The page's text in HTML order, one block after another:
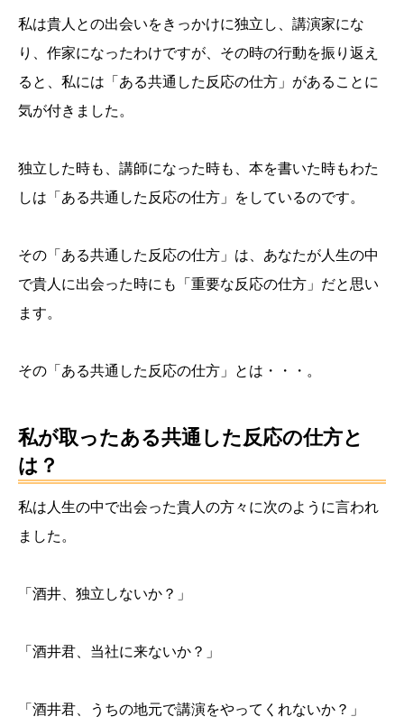
私は貴人との出会いをきっかけに独立し、講演家にな
り、作家になったわけですが、その時の行動を振り返え
ると、私には「ある共通した反応の仕方」があることに
気が付きました。
独立した時も、講師になった時も、本を書いた時もわた
しは「ある共通した反応の仕方」をしているのです。
その「ある共通した反応の仕方」は、あなたが人生の中
で貴人に出会った時にも「重要な反応の仕方」だと思い
ます。
その「ある共通した反応の仕方」とは・・・。
私が取ったある共通した反応の仕方と
は？
私は人生の中で出会った貴人の方々に次のように言われ
ました。
「酒井、独立しないか？」
「酒井君、当社に来ないか？」
「酒井君、うちの地元で講演をやってくれないか？」